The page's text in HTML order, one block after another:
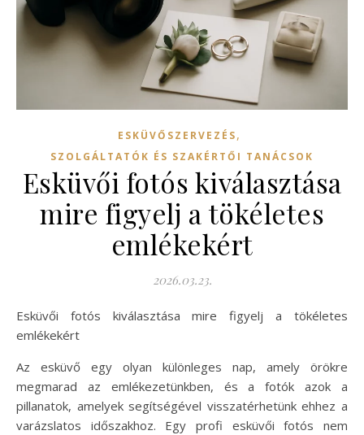
ESKÜVŐSZERVEZÉS,
SZOLGÁLTATÓK ÉS SZAKÉRTŐI TANÁCSOK
Esküvői fotós kiválasztása
mire figyelj a tökéletes
emlékekért
2026.03.23.
Esküvői fotós kiválasztása mire figyelj a tökéletes
emlékekért
Az esküvő egy olyan különleges nap, amely örökre
megmarad az emlékezetünkben, és a fotók azok a
pillanatok, amelyek segítségével visszatérhetünk ehhez a
varázslatos időszakhoz. Egy profi esküvői fotós nem